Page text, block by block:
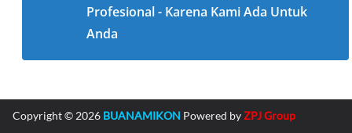
Profesional - Karena Kami Ada Untuk
Anda
Copyright © 2026 BUANAMIKON Powered byZPJ Group